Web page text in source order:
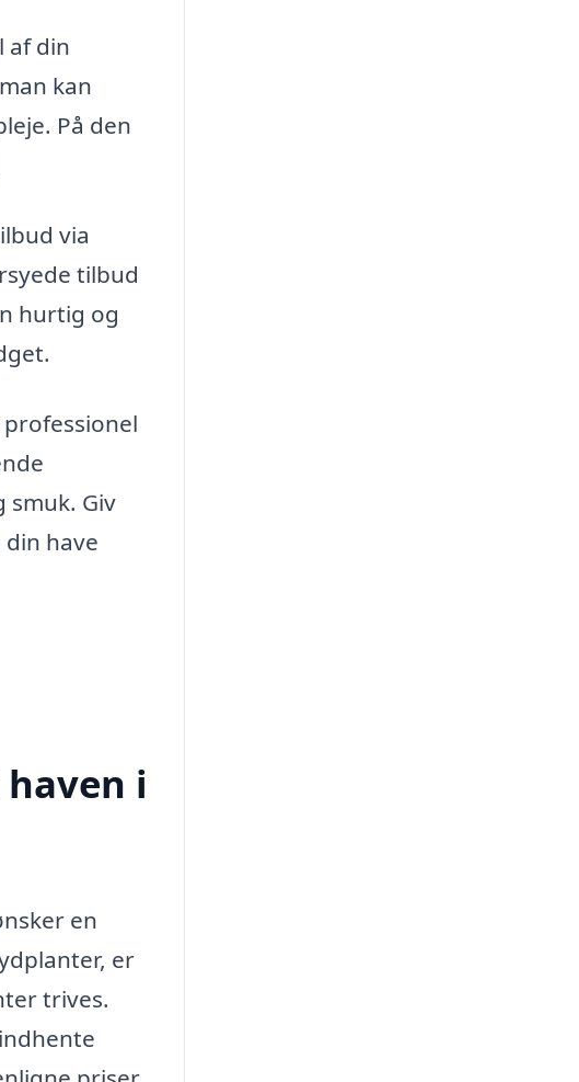
af din
kan
På den
via
tilbud
hurtig og
smuk. Giv
have
i
en
er
trives.